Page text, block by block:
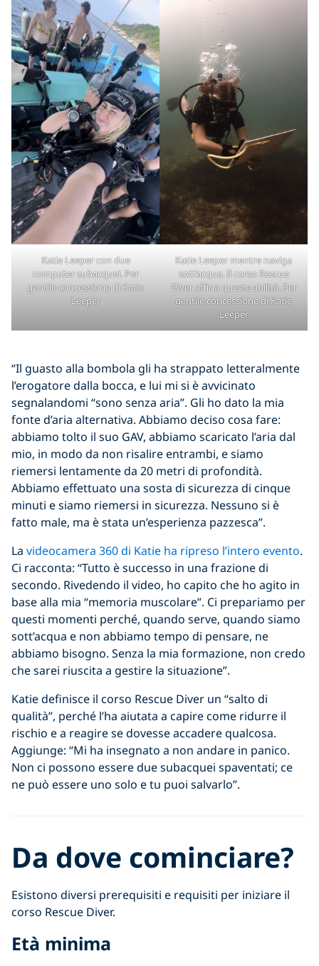
Katie Leeper con due
computer subacquei. Per
gentile concessione di Katie
Leeper
Katie Leeper mentre naviga
sott’acqua. Il corso Rescue
Diver affina queste abilità. Per
gentile concessione di Katie
Leeper
“Il guasto alla bombola gli ha strappato letteralmente
l’erogatore dalla bocca, e lui mi si è avvicinato
segnalandomi “sono senza aria”. Gli ho dato la mia
fonte d’aria alternativa. Abbiamo deciso cosa fare:
abbiamo tolto il suo GAV, abbiamo scaricato l’aria dal
mio, in modo da non risalire entrambi, e siamo
riemersi lentamente da 20 metri di profondità.
Abbiamo effettuato una sosta di sicurezza di cinque
minuti e siamo riemersi in sicurezza. Nessuno si è
fatto male, ma è stata un’esperienza pazzesca”.
La videocamera 360 di Katie ha ripreso l’intero evento.
Ci racconta: “Tutto è successo in una frazione di
secondo. Rivedendo il video, ho capito che ho agito in
base alla mia “memoria muscolare”. Ci prepariamo per
questi momenti perché, quando serve, quando siamo
sott’acqua e non abbiamo tempo di pensare, ne
abbiamo bisogno. Senza la mia formazione, non credo
che sarei riuscita a gestire la situazione”.
Katie definisce il corso Rescue Diver un “salto di
qualità”, perché l’ha aiutata a capire come ridurre il
rischio e a reagire se dovesse accadere qualcosa.
Aggiunge: “Mi ha insegnato a non andare in panico.
Non ci possono essere due subacquei spaventati; ce
ne può essere uno solo e tu puoi salvarlo”.
Da dove cominciare?
Esistono diversi prerequisiti e requisiti per iniziare il
corso Rescue Diver.
Età minima